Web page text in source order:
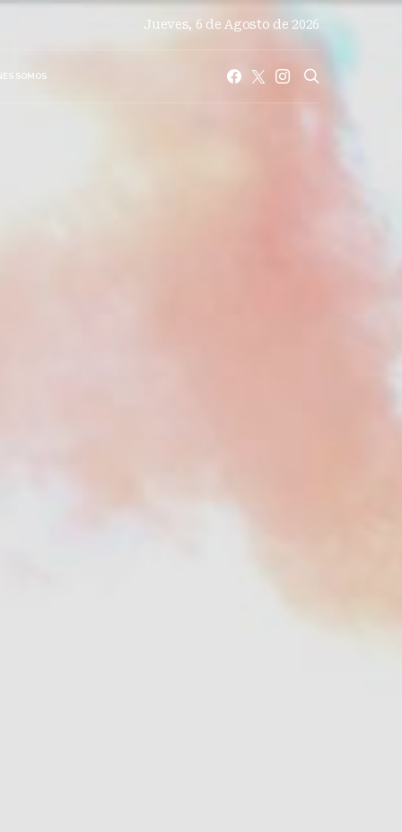
Jueves, 6 de Agosto de 2026
SOMOS